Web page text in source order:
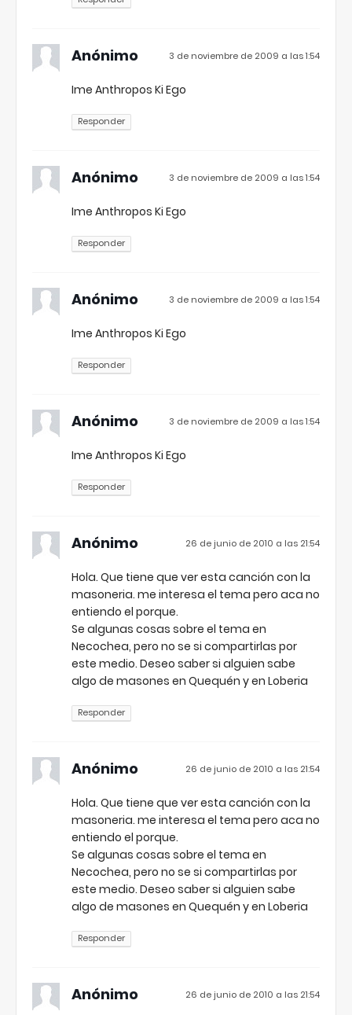
Anónimo 3 de noviembre de 2009 a las 1:54
Ime Anthropos Ki Ego
Responder
Anónimo 3 de noviembre de 2009 a las 1:54
Ime Anthropos Ki Ego
Responder
Anónimo 3 de noviembre de 2009 a las 1:54
Ime Anthropos Ki Ego
Responder
Anónimo 3 de noviembre de 2009 a las 1:54
Ime Anthropos Ki Ego
Responder
Anónimo 26 de junio de 2010 a las 21:54
Hola. Que tiene que ver esta canción con la
masoneria. me interesa el tema pero aca no
entiendo el porque.
Se algunas cosas sobre el tema en
Necochea, pero no se si compartirlas por
este medio. Deseo saber si alguien sabe
algo de masones en Quequén y en Loberia
Responder
Anónimo 26 de junio de 2010 a las 21:54
Hola. Que tiene que ver esta canción con la
masoneria. me interesa el tema pero aca no
entiendo el porque.
Se algunas cosas sobre el tema en
Necochea, pero no se si compartirlas por
este medio. Deseo saber si alguien sabe
algo de masones en Quequén y en Loberia
Responder
Anónimo 26 de junio de 2010 a las 21:54